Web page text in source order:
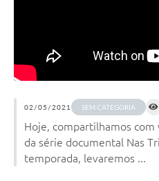
02/05/2021 SEM CATEGORIA
Hoje, compartilhamos
da série documental Nas
temporada, levaremos ...